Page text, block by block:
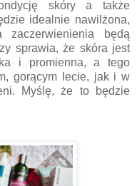
skóry a także
idealnie nawilżona,
zaczerwienienia będą
sprawia, że skóra jest
i promienna, a tego
gorącym lecie, jak i w
Myślę, że to będzie